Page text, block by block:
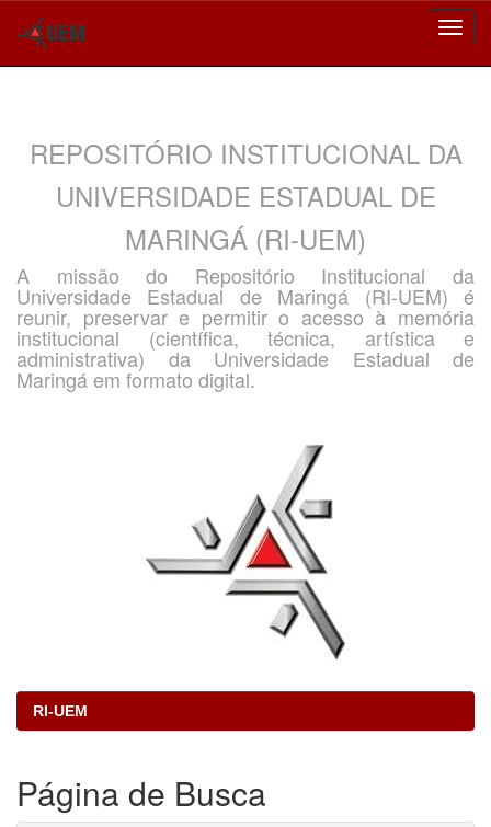
REPOSITÓRIO INSTITUCIONAL DA
UNIVERSIDADE ESTADUAL DE
MARINGÁ (RI-UEM)
A missão do Repositório Institucional da
Universidade Estadual de Maringá (RI-UEM) é
reunir, preservar e permitir o acesso à memória
institucional (científica, técnica, artística e
administrativa) da Universidade Estadual de
Maringá em formato digital.
RI-UEM
Página de Busca